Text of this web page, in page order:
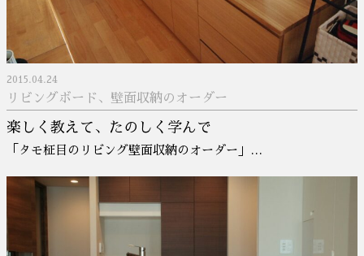
2015.04.24
リビングボード、壁面収納のオーダー
楽しく教えて、たのしく学んで
「タモ柾目のリビング壁面収納のオーダー」…